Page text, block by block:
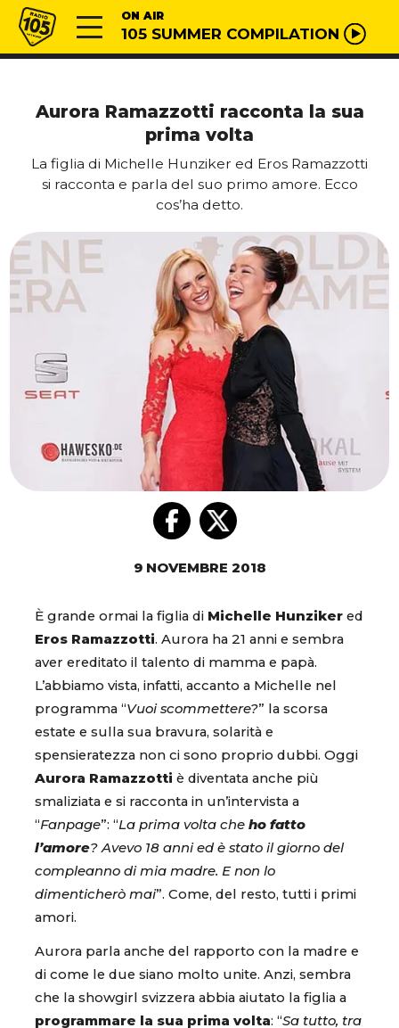
Vai al contenuto
Radio 105 ON AIR
105 SUMMER COMPILATION
Aurora Ramazzotti racconta la sua
prima volta
La figlia di Michelle Hunziker ed Eros Ramazzotti
si racconta e parla del suo primo amore. Ecco
cos’ha detto.
9 NOVEMBRE 2018
È grande ormai la figlia di Michelle Hunziker ed
Eros Ramazzotti. Aurora ha 21 anni e sembra
aver ereditato il talento di mamma e papà.
L’abbiamo vista, infatti, accanto a Michelle nel
programma “Vuoi scommettere?” la scorsa
estate e sulla sua bravura, solarità e
spensieratezza non ci sono proprio dubbi. Oggi
Aurora Ramazzotti è diventata anche più
smaliziata e si racconta in un’intervista a
“Fanpage”: “La prima volta che ho fatto
l’amore? Avevo 18 anni ed è stato il giorno del
compleanno di mia madre. E non lo
dimenticherò mai”. Come, del resto, tutti i primi
amori.
Aurora parla anche del rapporto con la madre e
di come le due siano molto unite. Anzi, sembra
che la showgirl svizzera abbia aiutato la figlia a
programmare la sua prima volta: “Sa tutto, tra